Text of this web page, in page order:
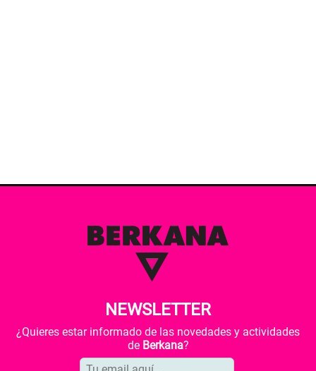
NEWSLETTER
¿Quieres estar informado de las novedades y actividades
de Berkana?